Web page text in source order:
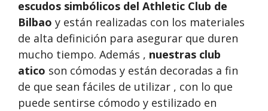
escudos simbólicos del Athletic Club de
Bilbao y están realizadas con los materiales
de alta definición para asegurar que duren
mucho tiempo. Además , nuestras club
atico son cómodas y están decoradas a fin
de que sean fáciles de utilizar , con lo que
puede sentirse cómodo y estilizado en